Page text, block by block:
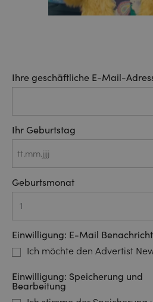
Ihre geschäftliche E-Mail-
Ihr Geburtstag
TT
MM
Geburtsmonat
Einwilligung: E-Mail
Ich möchte den Advertist
Einwilligung: Speicherung und
Bearbeitung